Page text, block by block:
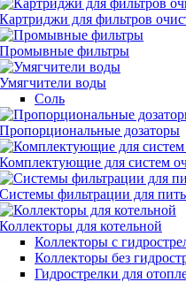
Картриджи для фильтров
Промывные фильтры
Умягчители воды
Соль
Пропорциональные дозаторы
Комплектующие для систем
Системы фильтрации для
Коллекторы для котельной
Коллекторы с
Коллекторы без
Гидрострелки для